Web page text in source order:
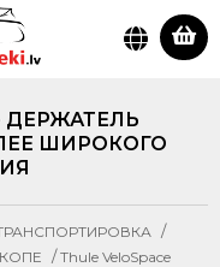
- ДЕРЖАТЕЛЬ
ШИРОКОГО
/
/Thule VeloSpace